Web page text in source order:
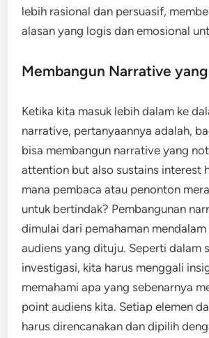
lebih rasional dan persuasif,
alasan yang logis dan emosional
Membangun Narrative
Ketika kita masuk lebih dalam ke
narrative, pertanyaannya adalah,
bisa membangun narrative yang
attention but also sustains interest
mana pembaca atau penonton
untuk bertindak? Pembangunan
dimulai dari pemahaman
audiens yang dituju. Seperti dalam
investigasi, kita harus menggali
memahami apa yang sebenarnya
point audiens kita. Setiap elemen
harus direncanakan dan dipilih